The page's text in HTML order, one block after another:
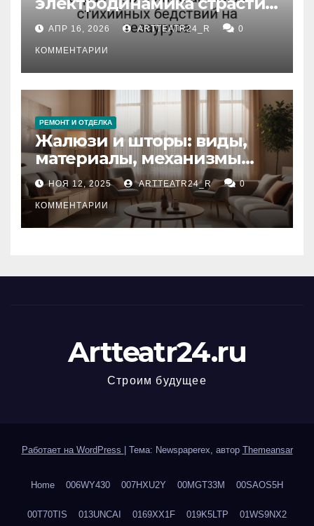
влияние анализа
стихийных бедствий на
тезауруса
АПР 16, 2026 ARTTEATR24_R 0
КОММЕНТАРИИ
РЕМОНТ И ОТДЕЛКА
Жалюзи и шторы: виды,
материалы, механизмы
управления и уход
НОЯ 12, 2025 ARTTEATR24_R 0
КОММЕНТАРИИ
Artteatr24.ru
Строим будущее
Работает на WordPress Тема: Newspaperex, автор Themeansar
Home 006WY430 007HXU2Y 00MGT33M 00SAOS5H
00T70TIS 013UNCAI 0169XX1F 019K5LTP 01WS9NX2